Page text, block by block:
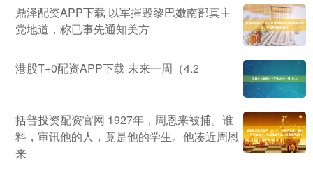
鼎泽配资APP下载 以军摧毁黎巴嫩南部真主
党地道，称已事先通知美方
港股T+0配资APP下载 未来一周（4.2
括普投资配资官网 1927年，周恩来被捕。谁
料，审讯他的人，竟是他的学生。他凑近周恩
来